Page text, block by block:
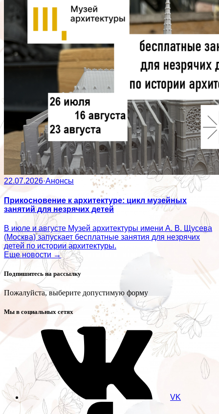
22.07.2026·Анонсы
Прикосновение к архитектуре: цикл музейных
занятий для незрячих детей
В июле и августе Музей архитектуры имени А. В. Щусева
(Москва) запускает бесплатные занятия для незрячих
детей по истории архитектуры.
Еще новости →
Подпишитесь на рассылку
Пожалуйста, выберите допустимую форму
Мы в социальных сетях
VK